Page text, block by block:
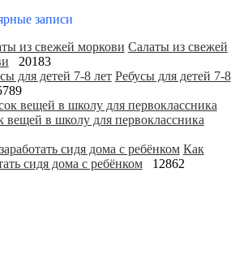
записи
Салаты из свежей
20183
Ребусы для детей 7-8
вещей в школу для первоклассника
Как
сидя дома с ребёнком
12862